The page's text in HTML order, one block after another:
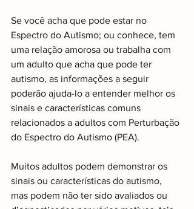
Se você acha que pode estar no
Espectro do Autismo; ou conhece, tem
uma relação amorosa ou trabalha com
um adulto que acha que pode ter
autismo, as informações a seguir
poderão ajuda-lo a entender melhor os
sinais e características comuns
relacionados a adultos com Perturbação
do Espectro do Autismo (PEA).
Muitos adultos podem demonstrar os
sinais ou características do autismo,
mas podem não ter sido avaliados ou